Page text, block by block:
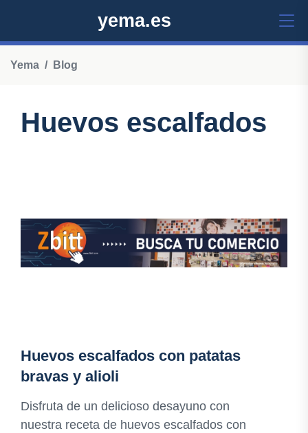
yema.es
Yema Blog
Huevos escalfados
Huevos escalfados con patatas
bravas y alioli
Disfruta de un delicioso desayuno con
nuestra receta de huevos escalfados con